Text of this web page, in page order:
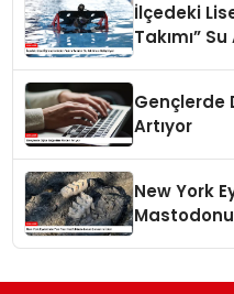
İlçedeki
Takımı”
Gençlerde
Artıyor
New York